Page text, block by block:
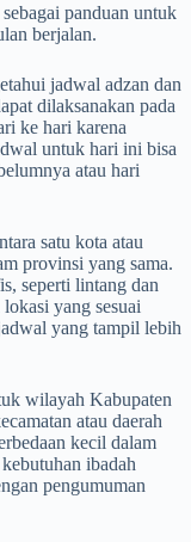
panduan untuk
berjalan.
jadwal adzan dan
dilaksanakan pada
ke hari karena
untuk hari ini bisa
atau hari
satu kota atau
provinsi yang sama.
seperti lintang dan
yang sesuai
yang tampil lebih
wilayah Kabupaten
atau daerah
kecil dalam
ibadah
pengumuman